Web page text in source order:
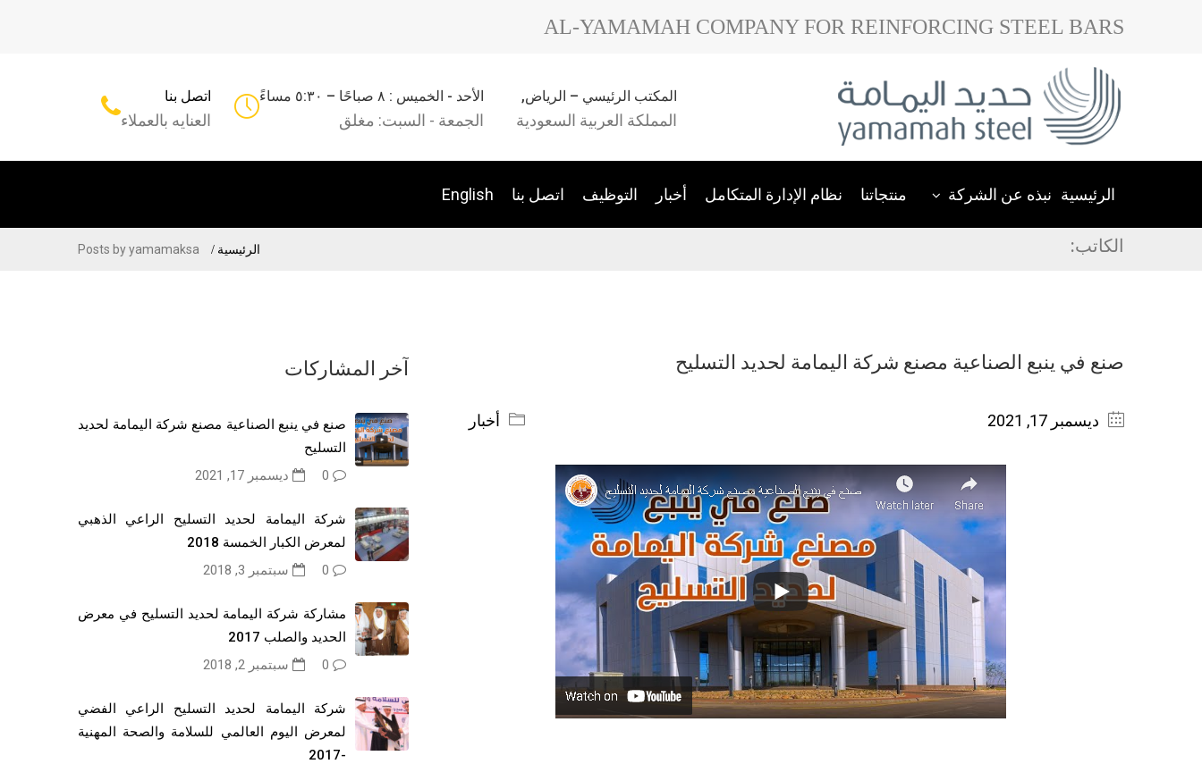
AL-YAMAMAH COMPANY FOR REINFORCING STEEL BARS
المكتب الرئيسي – الرياض,
المملكة العربية السعودية
الأحد - الخميس : ٨ صباحًا – ٥:٣٠ مساءً
الجمعة - السبت: مغلق
اتصل بنا
العنايه بالعملاء
الرئيسية نبذه عن الشركة منتجاتنا نظام الإدارة المتكامل أخبار التوظيف اتصل بنا English
الكاتب: الرئيسية Posts by yamamaksa
صنع في ينبع الصناعية مصنع شركة اليمامة لحديد التسليح
ديسمبر 17, 2021 أخبار
آخر المشاركات
صنع في ينبع الصناعية مصنع شركة اليمامة لحديد
التسليح
0
ديسمبر 17, 2021
شركة اليمامة لحديد التسليح الراعي الذهبي
لمعرض الكبار الخمسة 2018
0
سبتمبر 3, 2018
مشاركة شركة اليمامة لحديد التسليح في معرض
الحديد والصلب 2017
0
سبتمبر 2, 2018
شركة اليمامة لحديد التسليح الراعي الفضي
لمعرض اليوم العالمي للسلامة والصحة المهنية
-2017